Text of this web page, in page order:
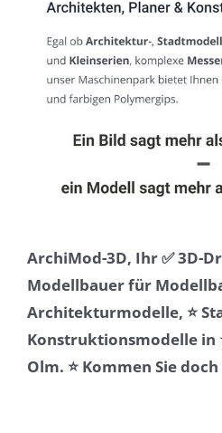
ArchiMod-3D, Ihr ✅ 3D-
Modellbauer für
Architekturmodelle, ⭐
Konstruktionsmodelle
Olm. ⭐ Kommen Sie